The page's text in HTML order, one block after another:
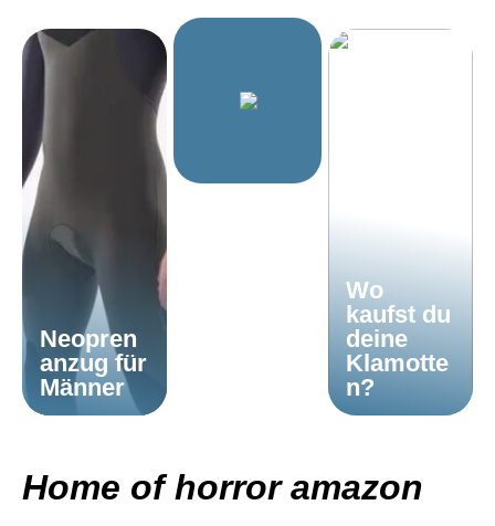
Neopren
anzug für
Männer
Wo
kaufst du
deine
Klamotte
n?
Home of horror amazon